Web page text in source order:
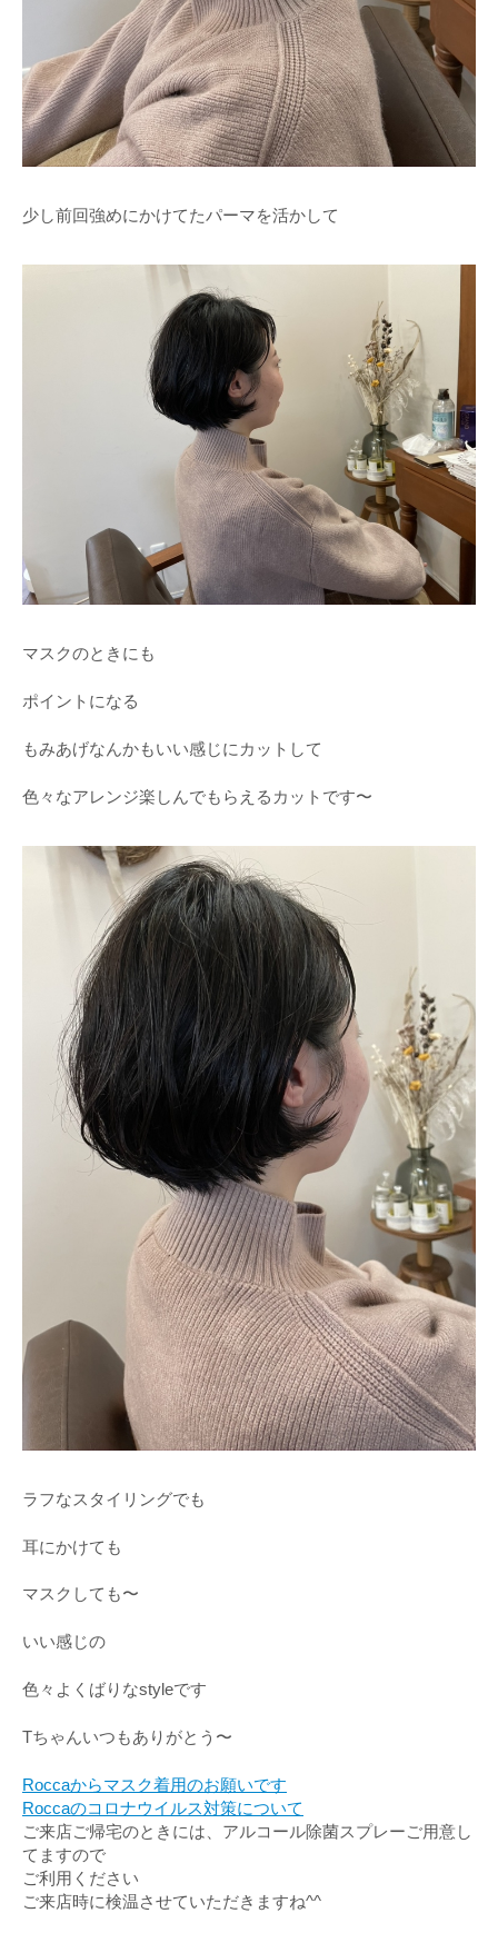
少し前回強めにかけてたパーマを活かして
マスクのときにも
ポイントになる
もみあげなんかもいい感じにカットして
色々なアレンジ楽しんでもらえるカットです〜
ラフなスタイリングでも
耳にかけても
マスクしても〜
いい感じの
色々よくばりなstyleです
Tちゃんいつもありがとう〜
Roccaからマスク着用のお願いです
Roccaのコロナウイルス対策について
ご来店ご帰宅のときには、アルコール除菌スプレーご用意し
てますので
ご利用ください
ご来店時に検温させていただきますね^^